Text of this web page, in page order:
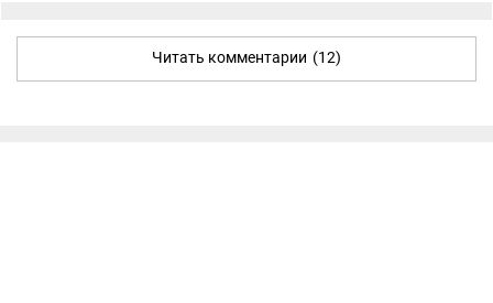
Читать комментарии (12)